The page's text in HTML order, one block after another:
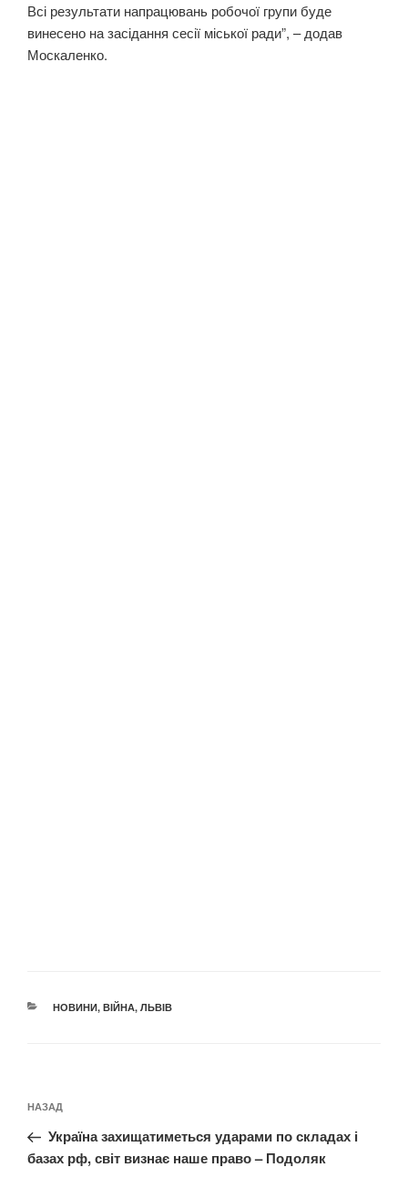
Всі результати напрацювань робочої групи буде
винесено на засідання сесії міської ради”, – додав
Москаленко.
КАТЕГОРІЇ
НОВИНИ, ВІЙНА, ЛЬВІВ
записів
Попередній
запис:
НАЗАД
Україна захищатиметься ударами по складах і
базах рф, світ визнає наше право – Подоляк